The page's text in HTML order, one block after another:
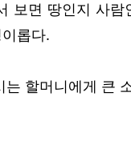
보면 땅인지 사
롭다.
할머니에게 큰